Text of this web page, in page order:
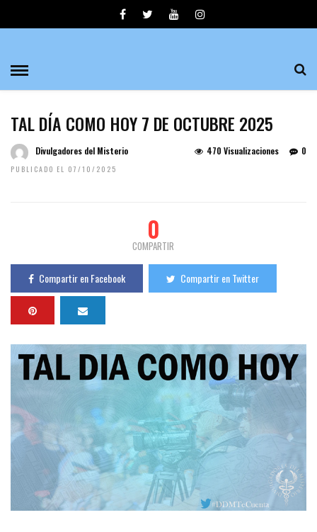
TAL DÍA COMO HOY 7 DE OCTUBRE 2025
Divulgadores del Misterio
PUBLICADO EL 07/10/2025
0
470 Visualizaciones
0
COMPARTIR
Compartir en Facebook Compartir en Twitter